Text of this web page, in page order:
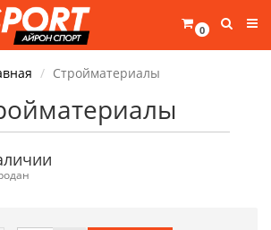
0
Стройматериалы